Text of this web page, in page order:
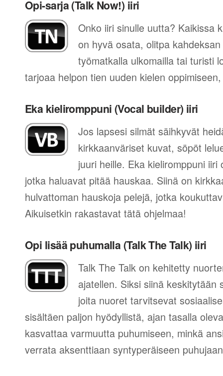
Opi-sarja (Talk Now!) iiri
Onko iiri sinulle uutta? Kaikissa
on hyvä osata, olitpa
työmatkalla ulkomailla tai turisti
tarjoaa helpon tien uuden kielen
Eka kieliromppuni (Vocal builder) iiri
Jos lapsesi silmät säihkyvät
kirkkaanväriset kuvat, söpöt
juuri heille. Eka kieliromppuni
jotka haluavat pitää hauskaa. Siinä on
hulvattoman hauskoja pelejä, jotka
Aikuisetkin rakastavat tätä ohjelmaa!
Opi lisää puhumalla (Talk The Talk) iiri
Talk The Talk on kehitetty
ajatellen. Siksi siinä keskitytään
joita nuoret tarvitsevat
sisältäen paljon hyödyllistä, ajan tasalla
kasvattaa varmuutta puhumiseen, minkä
verrata aksenttiaan syntyperäiseen